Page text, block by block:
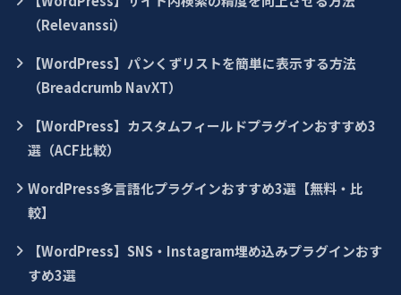
（Relevanssi）
【WordPress】パンくずリストを簡単に表示する方法
（Breadcrumb NavXT）
【WordPress】カスタムフィールドプラグインおすすめ3
選（ACF比較）
WordPress多言語化プラグインおすすめ3選【無料・比
較】
【WordPress】SNS・Instagram埋め込みプラグインおす
すめ3選